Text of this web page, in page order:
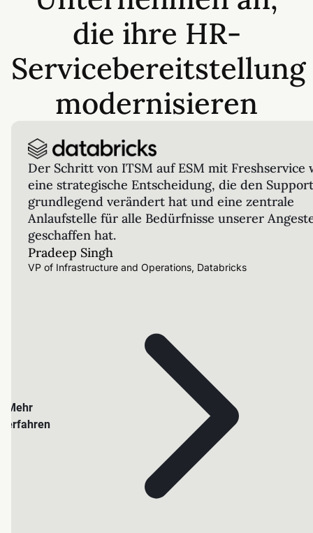
die ihre HR-
Servicebereitstellung
modernisieren
Der Schritt von ITSM auf ESM mit Freshservice
eine strategische Entscheidung, die den Support
grundlegend verändert hat und eine zentrale
Anlaufstelle für alle Bedürfnisse unserer
geschaffen hat.
Pradeep Singh
VP of Infrastructure and Operations, Databricks
Mehr
erfahren